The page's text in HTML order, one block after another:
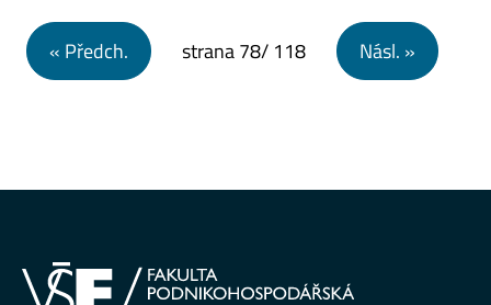
Navigace pro příspěvky
« Předch. strana78/ 118 Násl. »